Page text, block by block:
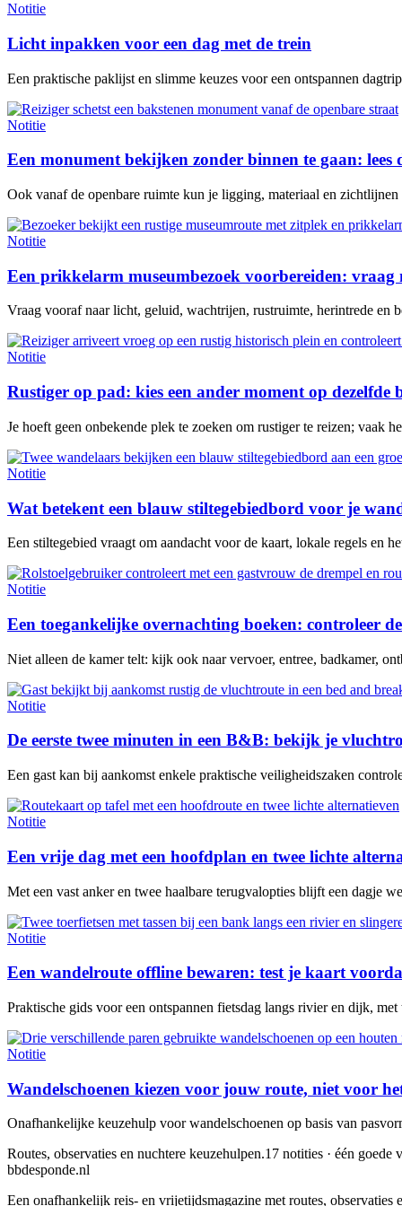
Notitie
Licht inpakken voor een dag met de trein
Een praktische paklijst en slimme keuzes voor een ontspannen
Notitie
Een monument bekijken zonder binnen te gaan: lees
Ook vanaf de openbare ruimte kun je ligging, materiaal en
Notitie
Een prikkelarm museumbezoek voorbereiden: vraag
Vraag vooraf naar licht, geluid, wachtrijen, rustruimte, herintrede en
Notitie
Rustiger op pad: kies een ander moment op dezelfde
Je hoeft geen onbekende plek te zoeken om rustiger te reizen; vaak
Notitie
Wat betekent een blauw stiltegebiedbord voor je
Een stiltegebied vraagt om aandacht voor de kaart, lokale regels en
Notitie
Een toegankelijke overnachting boeken: controleer
Niet alleen de kamer telt: kijk ook naar vervoer, entree, badkamer,
Notitie
De eerste twee minuten in een B&B: bekijk je
Een gast kan bij aankomst enkele praktische veiligheidszaken
Notitie
Een vrije dag met een hoofdplan en twee lichte
Met een vast anker en twee haalbare terugvalopties blijft een dagje
Notitie
Een wandelroute offline bewaren: test je kaart
Praktische gids voor een ontspannen fietsdag langs rivier en dijk,
Notitie
Wandelschoenen kiezen voor jouw route, niet voor
Onafhankelijke keuzehulp voor wandelschoenen op basis van
Routes, observaties en nuchtere keuzehulpen.17 notities · één goede
bbdesponde.nl
Een onafhankelijk reis- en vrijetijdsmagazine met routes,